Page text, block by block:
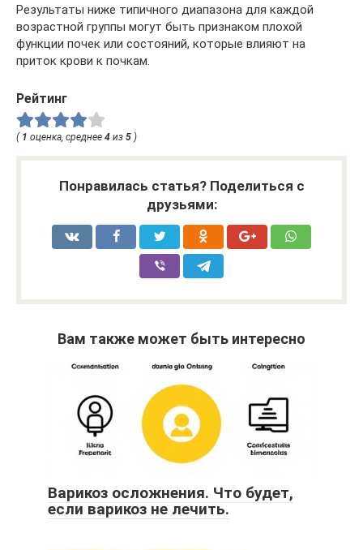
Результаты ниже типичного диапазона для каждой
возрастной группы могут быть признаком плохой
функции почек или состояний, которые влияют на
приток крови к почкам.
Рейтинг
( 1 оценка, среднее 4 из 5 )
Понравилась статья? Поделиться с
друзьями:
Вам также может быть интересно
Варикоз осложнения. Что будет,
если варикоз не лечить.